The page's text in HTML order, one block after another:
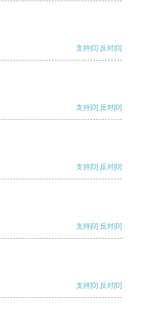
支持[0] 反对[0]
支持[0] 反对[0]
支持[0] 反对[0]
支持[0] 反对[0]
支持[0] 反对[0]